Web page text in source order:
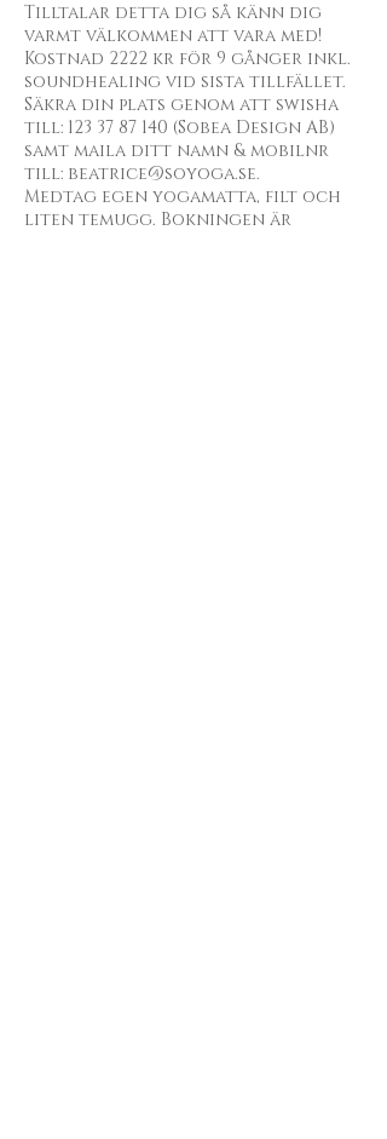
Tilltalar detta dig så känn dig
varmt välkommen att vara med!
Kostnad 2222 kr för 9 gånger inkl.
soundhealing vid sista tillfället.
Säkra din plats genom att swisha
till: 123 37 87 140 (Sobea Design AB)
samt maila ditt namn & mobilnr
till: beatrice@soyoga.se.
Medtag egen yogamatta, filt och
liten temugg. Bokningen är